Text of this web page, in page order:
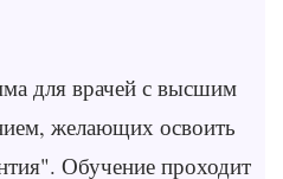
для врачей с высшим
желающих освоить
Обучение проходит